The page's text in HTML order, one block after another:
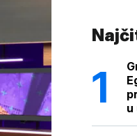
u